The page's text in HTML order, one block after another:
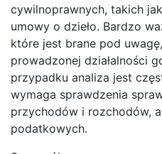
cywilnoprawnych, takich
umowy o dzieło. Bardzo
które jest brane pod
prowadzonej działalności
przypadku analiza jest
wymaga sprawdzenia
przychodów i rozchodów,
podatkowych.